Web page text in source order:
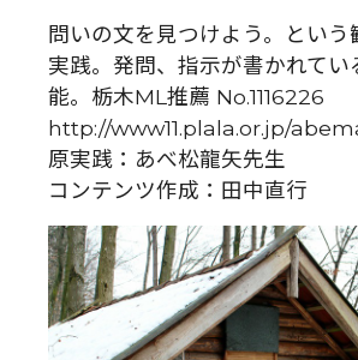
問いの文を見つけよう。という
実践。発問、指示が書かれてい
能。栃木ML推薦 No.1116226
http://www11.plala.or.jp/
原実践：あべ松龍矢先生
コンテンツ作成：田中直行